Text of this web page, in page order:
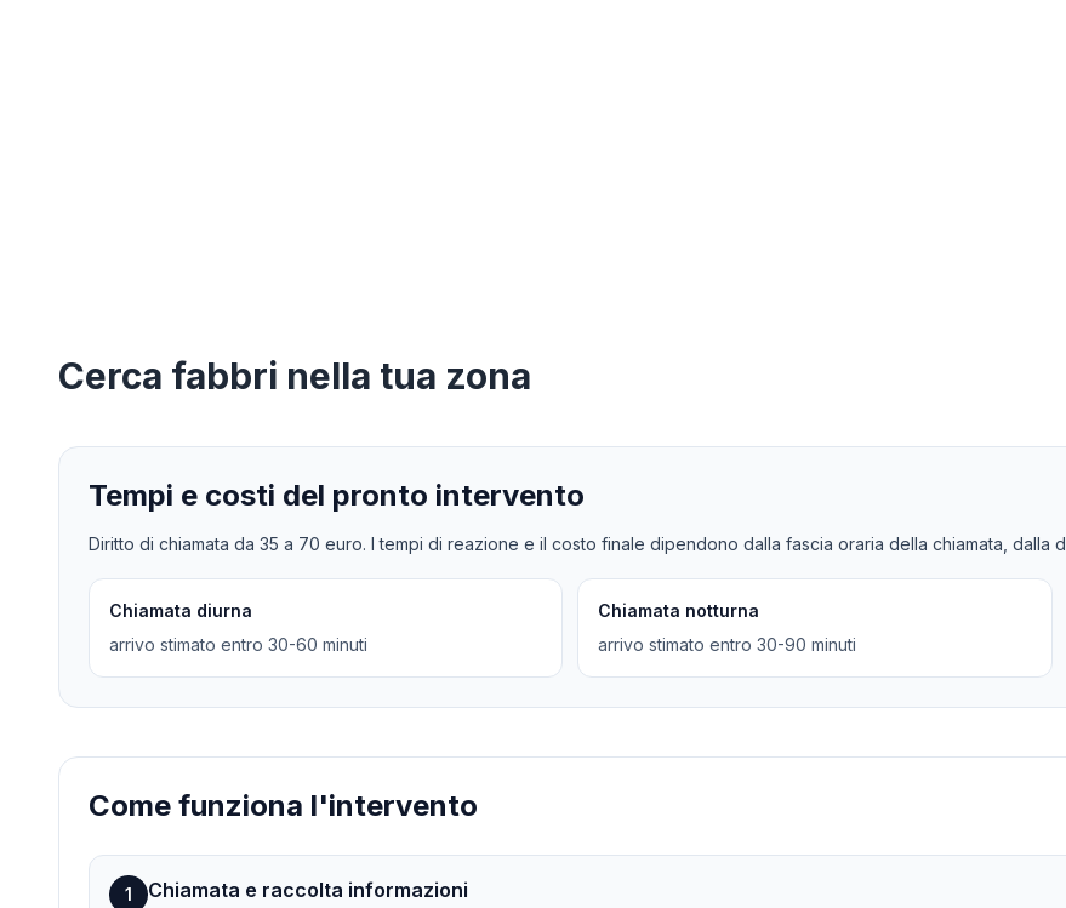
Cerca fabbri nella tua zona
Tempi e costi del pronto intervento
Diritto di chiamata da 35 a 70 euro. I tempi di reazione e il costo finale dipendono dalla fascia oraria della chiamata, dalla
Chiamata diurna
arrivo stimato entro 30-60 minuti
Chiamata notturna
arrivo stimato entro 30-90 minuti
Come funziona l'intervento
1 Chiamata e raccolta informazioni